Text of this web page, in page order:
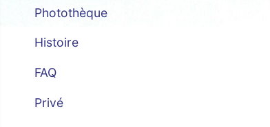
Photothèque
Histoire
FAQ
Privé